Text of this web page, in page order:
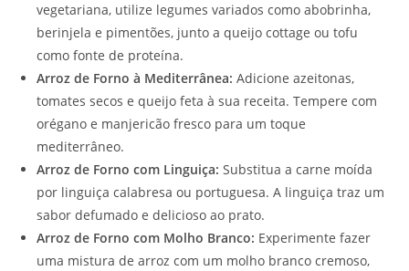
vegetariana, utilize legumes variados como abobrinha,
berinjela e pimentões, junto a queijo cottage ou tofu
como fonte de proteína.
Arroz de Forno à Mediterrânea: Adicione azeitonas,
tomates secos e queijo feta à sua receita. Tempere com
orégano e manjericão fresco para um toque
mediterrâneo.
Arroz de Forno com Linguiça: Substitua a carne moída
por linguiça calabresa ou portuguesa. A linguiça traz um
sabor defumado e delicioso ao prato.
Arroz de Forno com Molho Branco: Experimente fazer
uma mistura de arroz com um molho branco cremoso,